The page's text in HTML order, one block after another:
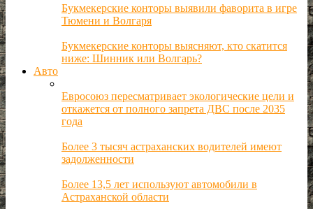
Букмекерские конторы выявили фаворита в игре
Тюмени и Волгаря
Букмекерские конторы выясняют, кто скатится
ниже: Шинник или Волгарь?
Авто
Евросоюз пересматривает экологические цели и
откажется от полного запрета ДВС после 2035
года
Более 3 тысяч астраханских водителей имеют
задолженности
Более 13,5 лет используют автомобили в
Астраханской области